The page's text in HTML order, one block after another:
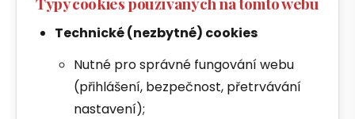
Technické (nezbytné) cookies
Nutné pro správné fungování webu
(přihlášení, bezpečnost, přetrvávání
nastavení);